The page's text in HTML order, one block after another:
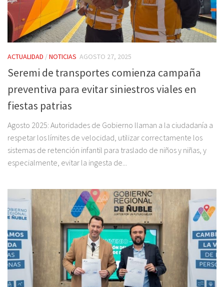
ACTUALIDAD /NOTICIAS AGOSTO 27, 2025
Seremi de transportes comienza campaña
preventiva para evitar siniestros viales en
fiestas patrias
Agosto 2025: Autoridades de Gobierno llaman a la ciudadanía a
respetar los límites de velocidad, utilizar correctamente los
sistemas de retención infantil para traslado de niños y niñas, y
especialmente, evitar la ingesta de...